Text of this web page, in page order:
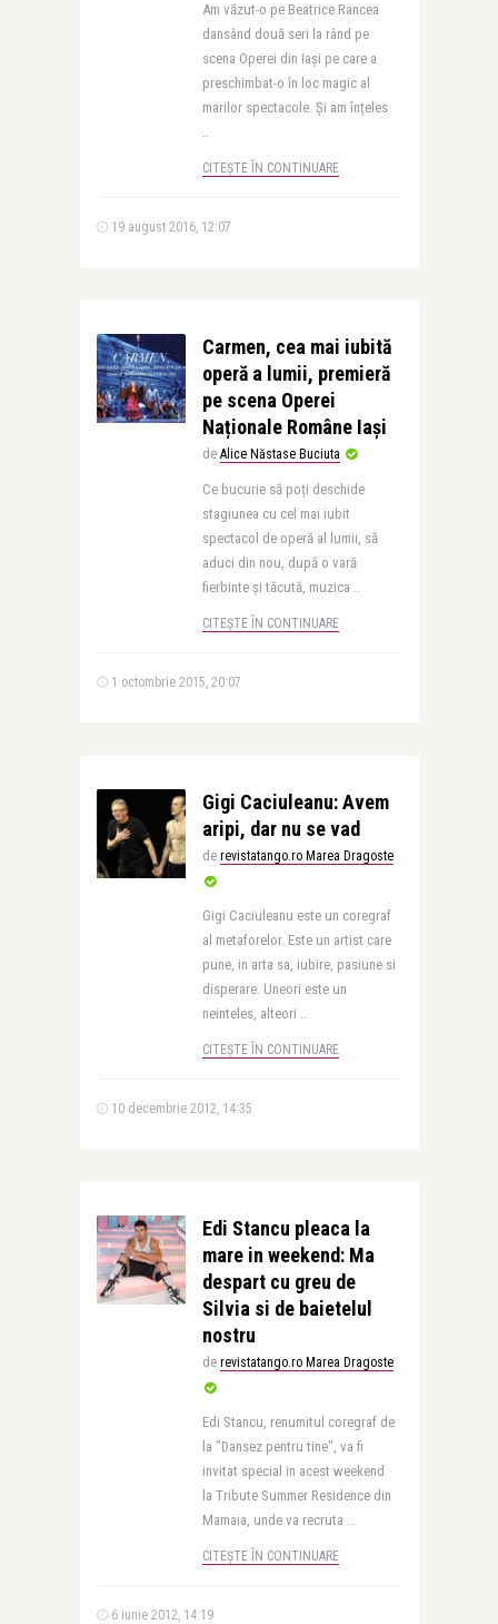
Am văzut-o pe Beatrice Rancea
dansând două seri la rând pe
scena Operei din Iași pe care a
preschimbat-o în loc magic al
marilor spectacole. Și am înțeles
..
CITEȘTE ÎN CONTINUARE
19 august 2016, 12:07
Carmen, cea mai iubită
operă a lumii, premieră
pe scena Operei
Naționale Române Iași
de Alice Năstase Buciuta
Ce bucurie să poți deschide
stagiunea cu cel mai iubit
spectacol de operă al lumii, să
aduci din nou, după o vară
fierbinte și tăcută, muzica ..
CITEȘTE ÎN CONTINUARE
1 octombrie 2015, 20:07
Gigi Caciuleanu: Avem
aripi, dar nu se vad
de revistatango.ro Marea Dragoste
Gigi Caciuleanu este un coregraf
al metaforelor. Este un artist care
pune, in arta sa, iubire, pasiune si
disperare. Uneori este un
neinteles, alteori ..
CITEȘTE ÎN CONTINUARE
10 decembrie 2012, 14:35
Edi Stancu pleaca la
mare in weekend: Ma
despart cu greu de
Silvia si de baietelul
nostru
de revistatango.ro Marea Dragoste
Edi Stancu, renumitul coregraf de
la "Dansez pentru tine", va fi
invitat special in acest weekend
la Tribute Summer Residence din
Mamaia, unde va recruta ..
CITEȘTE ÎN CONTINUARE
6 iunie 2012, 14:19